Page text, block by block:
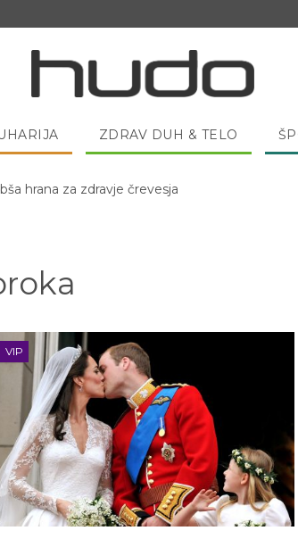
ZDRAV DUH & TELO
dobro pojesti žlico medu?
VIP